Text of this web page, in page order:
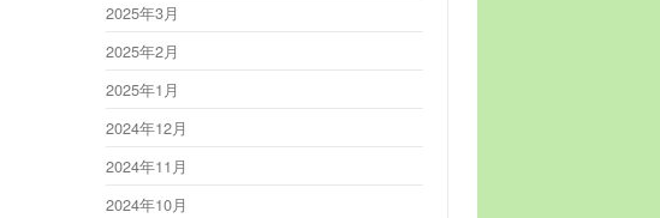
2025年3月
2025年2月
2025年1月
2024年12月
2024年11月
2024年10月